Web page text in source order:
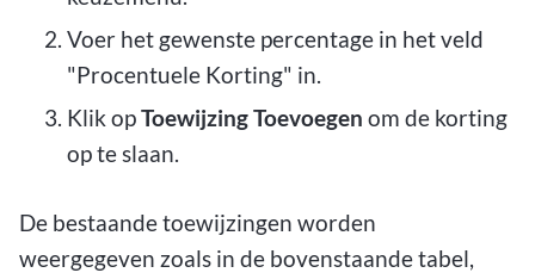
Voer het gewenste percentage in het veld
"Procentuele Korting" in.
Klik opToewijzing Toevoegen om de korting
op te slaan.
De bestaande toewijzingen worden
weergegeven zoals in de bovenstaande tabel,